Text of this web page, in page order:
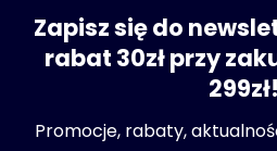
Zapisz się do
rabat 30zł przy
299zł!
Promocje, rabaty,